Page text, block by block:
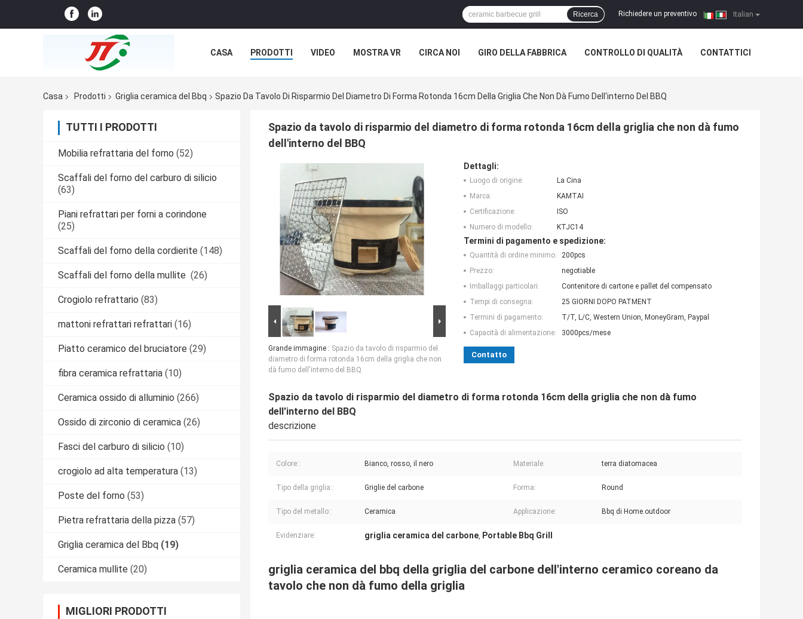
Italian
Richiedere un preventivo |
Ricerca
CASA PRODOTTI VIDEO MOSTRA VR CIRCA NOI GIRO DELLA FABBRICA CONTROLLO DI QUALITÀ CONTATTICI
Casa
Prodotti Griglia ceramica del Bbq Spazio Da Tavolo Di Risparmio Del Diametro Di Forma Rotonda 16cm Della Griglia Che Non Dà Fumo Dell'interno Del BBQ
TUTTI I PRODOTTI
Mobilia refrattaria del forno (52)
Scaffali del forno del carburo di silicio
(63)
Piani refrattari per forni a corindone
(25)
Scaffali del forno della cordierite (148)
Scaffali del forno della mullite (26)
Crogiolo refrattario (83)
mattoni refrattari refrattari (16)
Piatto ceramico del bruciatore (29)
fibra ceramica refrattaria (10)
Ceramica ossido di alluminio (266)
Ossido di zirconio di ceramica (26)
Fasci del carburo di silicio (10)
crogiolo ad alta temperatura (13)
Poste del forno (53)
Pietra refrattaria della pizza (57)
Griglia ceramica del Bbq (19)
Ceramica mullite (20)
MIGLIORI PRODOTTI
Spazio da tavolo di risparmio del diametro di forma rotonda 16cm della griglia che non dà fumo
dell'interno del BBQ
Grande immagine : Spazio da tavolo di risparmio del
diametro di forma rotonda 16cm della griglia che non
dà fumo dell'interno del BBQ
Dettagli:
Luogo di origine:
La Cina
Marca:
KAMTAI
Certificazione:
ISO
Numero di modello:
KTJC14
Termini di pagamento e spedizione:
Quantità di ordine minimo:
200pcs
Prezzo:
negotiable
Imballaggi particolari:
Contenitore di cartone e pallet del compensato
Tempi di consegna:
25 GIORNI DOPO PATMENT
Termini di pagamento:
T/T, L/C, Western Union, MoneyGram, Paypal
Capacità di alimentazione:
3000pcs/mese
Contatto
Spazio da tavolo di risparmio del diametro di forma rotonda 16cm della griglia che non dà fumo
dell'interno del BBQ
descrizione
Colore:: Bianco, rosso, il nero Materiale: terra diatomacea
Tipo della griglia:: Griglie del carbone Forma: Round
Tipo del metallo:: Ceramica Applicazione: Bbq di Home.outdoor
Evidenziare: griglia ceramica del carbone, Portable Bbq Grill
griglia ceramica del bbq della griglia del carbone dell'interno ceramico coreano da
tavolo che non dà fumo della griglia